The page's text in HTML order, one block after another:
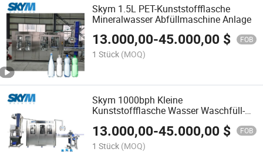
Skym 1.5L PET-Kunststoffflasche
Mineralwasser Abfüllmaschine Anlage
13.000,00-45.000,00 $ FOB
1 Stück (MOQ)
Skym 1000bph Kleine
Kunststoffflasche Wasser Waschfüll-
13.000,00-45.000,00 $ FOB
1 Stück (MOQ)